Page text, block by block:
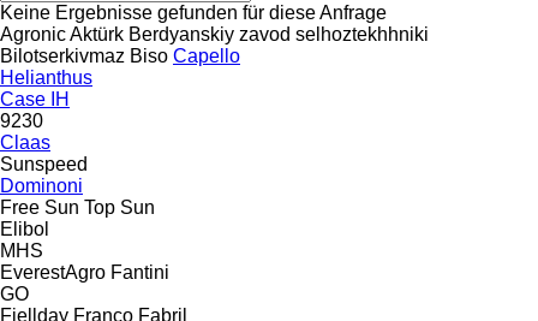
Keine Ergebnisse gefunden für diese Anfrage
AgronicAktürk Berdyanskiy zavod selhoztekhhniki
Bilotserkivmaz Biso Capello
Helianthus
Case IH
9230
Claas
Sunspeed
Dominoni
Free Sun Top Sun
Elibol
MHS
EverestAgro Fantini
GO
Fiellday Franco Fabril